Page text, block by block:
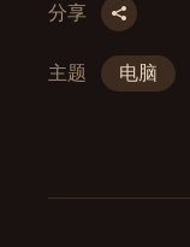
分享
主题 电脑